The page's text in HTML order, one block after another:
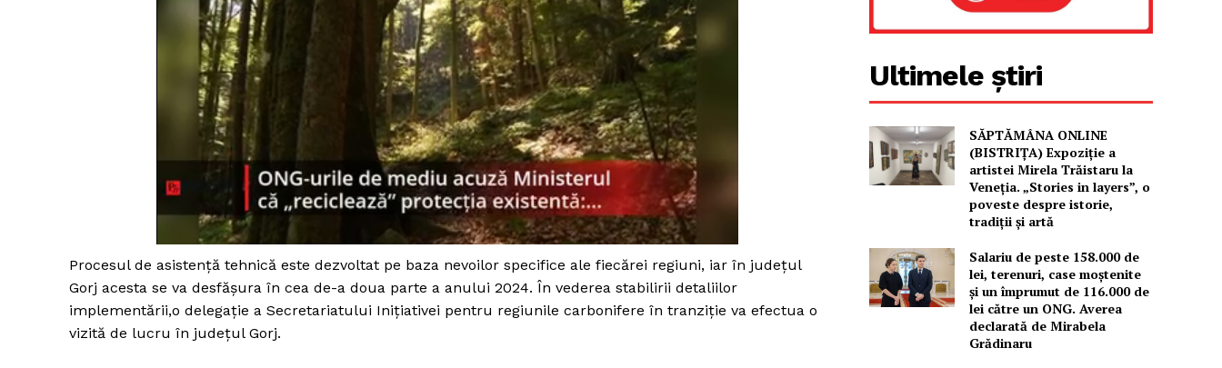
Procesul de asistență tehnică este dezvoltat pe baza nevoilor specifice ale fiecărei regiuni, iar în județul
Gorj acesta se va desfășura în cea de-a doua parte a anului 2024. În vederea stabilirii detaliilor
implementării,o delegație a Secretariatului Inițiativei pentru regiunile carbonifere în tranziție va efectua o
vizită de lucru în județul Gorj.
Ultimele știri
SĂPTĂMÂNA ONLINE
(BISTRIȚA) Expoziție a
artistei Mirela Trăistaru la
Veneția. „Stories in layers”, o
poveste despre istorie,
tradiții și artă
Salariu de peste 158.000 de
lei, terenuri, case moștenite
și un împrumut de 116.000 de
lei către un ONG. Averea
declarată de Mirabela
Grădinaru